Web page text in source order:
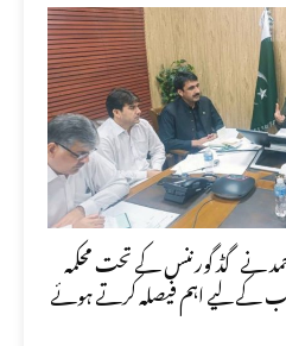
نے گڈ گورننس کے تحت محکمہ
کے لیے اہم فیصلہ کرتے ہوئے